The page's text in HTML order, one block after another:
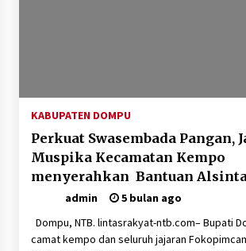
KABUPATEN DOMPU
Perkuat Swasembada Pangan,
Muspika Kecamatan Kempo
menyerahkan Bantuan
Kementan secara simbolis
admin
5 bulan ago
Dompu, NTB. lintasrakyat-ntb.com– Bupati
camat kempo dan seluruh jajaran